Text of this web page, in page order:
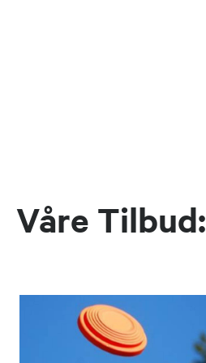
Våre Tilbud: